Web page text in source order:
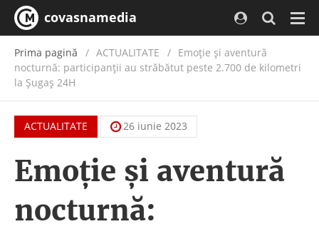
covasnamedia
Prima pagină ACTUALITATE / Emoție și aventură
nocturnă: participanții au străbătut peste 2.700 de kilometri
la Șugaș 24H
ACTUALITATE 26 iunie 2023
Emoție și aventură
nocturnă: